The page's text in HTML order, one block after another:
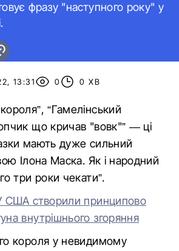
фразу "наступного року" у
13:31 0 0 ХВ
“Гамелінський
що кричав "вовк"” — ці
мають дуже сильний
Ілона Маска. Як і народний
три роки чекати”.
США створили принципово
внутрішнього згоряння
короля у невидимому